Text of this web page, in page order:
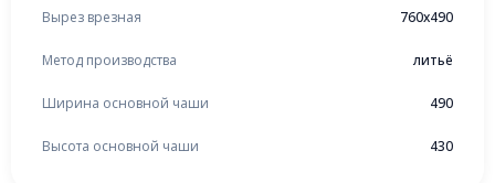
Вырез врезная 760x490
Метод производства литьё
Ширина основной чаши 490
Высота основной чаши 430